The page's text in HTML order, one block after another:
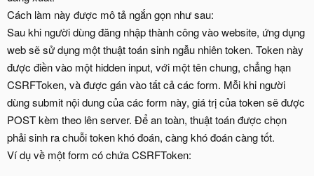
Cách làm này được mô tả ngắn gọn như sau:
Sau khi người dùng đăng nhập thành công vào website, ứng dụng
web sẽ sử dụng một thuật toán sinh ngẫu nhiên token. Token này
được điền vào một hidden input, với một tên chung, chẳng hạn
CSRFToken, và được gán vào tất cả các form. Mỗi khi người
dùng submit nội dung của các form này, giá trị của token sẽ được
POST kèm theo lên server. Để an toàn, thuật toán được chọn
phải sinh ra chuỗi token khó đoán, càng khó đoán càng tốt.
Ví dụ về một form có chứa CSRFToken: